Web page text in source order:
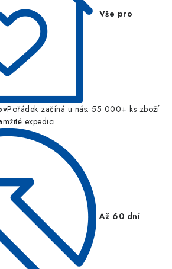
Vše pro
Pořádek začíná u nás: 55 000+ ks zboží
expedici
Až 60 dní